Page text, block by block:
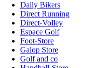
Daily Bikers
Direct Running
Direct-Volley
Espace Golf
Foot-Store
Galop Store
Golf and co